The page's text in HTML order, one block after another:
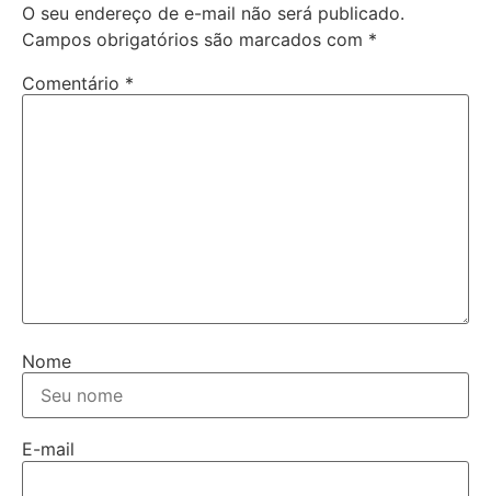
O seu endereço de e-mail não será publicado.
Campos obrigatórios são marcados com *
Comentário *
Nome
E-mail